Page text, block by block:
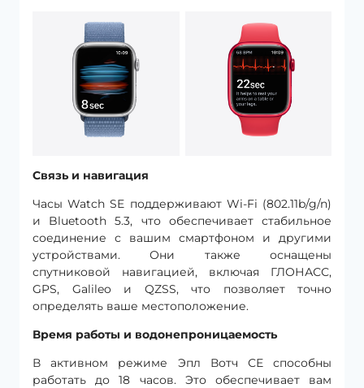
Связь и навигация
Часы Watch SE поддерживают Wi-Fi (802.11b/g/n)
и Bluetooth 5.3, что обеспечивает стабильное
соединение с вашим смартфоном и другими
устройствами. Они также оснащены
спутниковой навигацией, включая ГЛОНАСС,
GPS, Galileo и QZSS, что позволяет точно
определять ваше местоположение.
Время работы и водонепроницаемость
В активном режиме Эпл Вотч СЕ способны
работать до 18 часов. Это обеспечивает вам